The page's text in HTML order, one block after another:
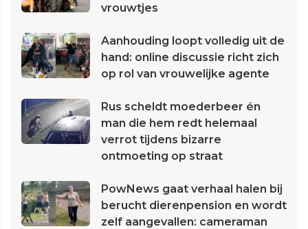
vrouwtjes
Aanhouding loopt volledig uit de
hand: online discussie richt zich
op rol van vrouwelijke agente
Rus scheldt moederbeer én
man die hem redt helemaal
verrot tijdens bizarre
ontmoeting op straat
PowNews gaat verhaal halen bij
berucht dierenpension en wordt
zelf aangevallen: cameraman